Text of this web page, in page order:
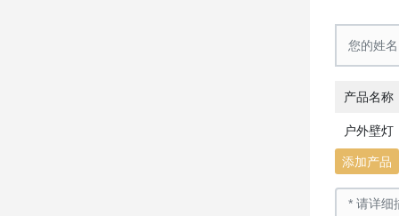
产品名称
户外壁灯
添加产品